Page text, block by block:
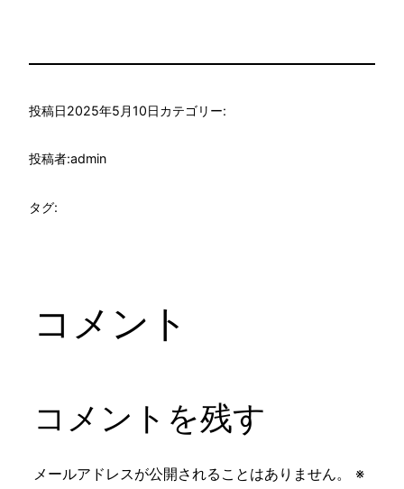
投稿日2025年5月10日カテゴリー:
投稿者:admin
タグ:
コメント
コメントを残す
メールアドレスが公開されることはありません。
※